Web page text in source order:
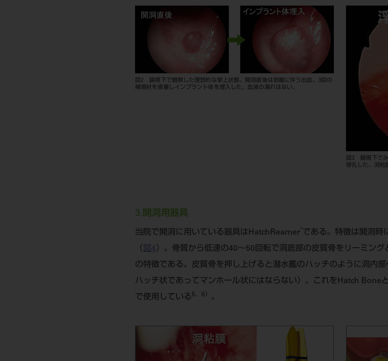
図2 鏡視下で観察した理想的な挙上状態。開洞直後は剥離に伴う出血。3回の
補填材を填塞しインプラント体を埋入した。血液の漏れはない。
図3 鏡視下でみ
穿孔した。洞粘
3.開洞用器具
当院で開洞に用いている器具はHatchReamer である。特徴は開洞時
（ 図4）。骨質から低速の40～50回転で洞底部の皮質骨をリーミン
の特徴である。皮質骨を押し上げると潜水艦のハッチのように洞内
ハッチ状であってマンホール状にはならない）。これをHatch Bone
で使用している 5、6） 。